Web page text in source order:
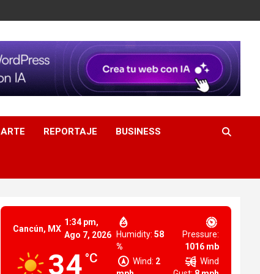
ARTE REPORTAJE BUSINESS
Cancún, MX
1:34 pm,
Ago 7, 2026
34 °C
Humidity: 58
%
Pressure:
1016 mb
Wind: 2
Wind